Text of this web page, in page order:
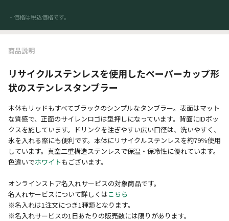
・価格は税込価格です。
商品説明
リサイクルステンレスを使用したペーパーカップ形
状のステンレスタンブラー
本体もリッドもすべてブラックのシンプルなタンブラー。表面はマット
な質感で、正面のサイレンロゴは型押しになっています。背面にIDボッ
クスを施しています。ドリンクを注ぎやすい広い口径は、洗いやすく、
氷を入れる際にも便利です。本体にリサイクルステンレスを約79％使用
しています。真空二重構造ステンレスで保温・保冷性に優れています。
色違いでホワイトもございます。
オンラインストア名入れサービスの対象商品です。
名入れサービスについて詳しくはこちら
※名入れは1注文につき1種類となります。
※名入れサービスの1日あたりの販売数には限りがあります。